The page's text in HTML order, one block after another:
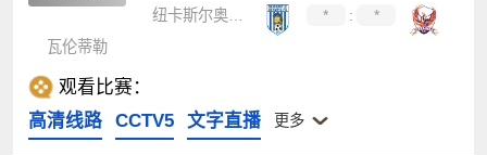
纽卡斯尔奥林匹克
* :
*
瓦伦蒂勒
观看比赛：
高清线路
CCTV5 文字直播 更多